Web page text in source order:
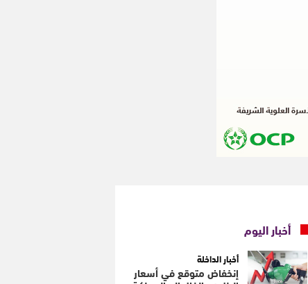
أخبار اليوم
أخبار الداخلة
إنخفاض متوقع في أسعار